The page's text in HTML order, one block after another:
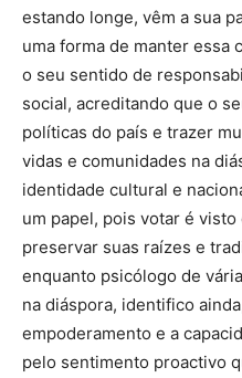
estando longe, vêm a sua
uma forma de manter essa
o seu sentido de
social, acreditando que o
políticas do país e trazer
vidas e comunidades na
identidade cultural e
um papel, pois votar é
preservar suas raízes e
enquanto psicólogo de
na diáspora, identifico
empoderamento e a
pelo sentimento proactivo